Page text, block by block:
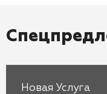
Новая Услуга